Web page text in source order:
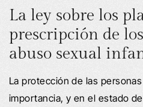
La ley sobre los
prescripción de
abuso sexual
La protección de las
importancia, y en el estado